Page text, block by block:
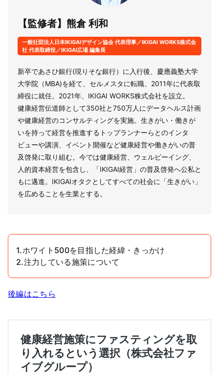
【監修者】熊倉 利和
一般社団法人日本IKIGAIデザイン協会 代表理事／IKIGAI WORKS株式会
社 代表取締役／IKIGAI広場 編集長
新卒であさひ銀行(現りそな銀行）に入行後、慶應義塾大学
大学院（MBA)を経て、セルメスタに転職、2011年に代表取
締役に就任。2021年、IKIGAI WORKS株式会社を設立。
健康経営伝道師として350社と750万人にデータヘルス計画
や健康経営のコンサルティングを実施。生きがい・働きが
いを持って経営を推進するトップランナーらとのインタ
ビューや講演、イベント開催など健康経営や働きがいの普
及啓発に取り組む。今では健康経営、ウェルビーイング、
人的資本経営を包含し、「IKIGAI経営」の普及啓発へ公私と
もに邁進。IKIGAIオタクとしてすべての社会に「生きがい」
を広めることを生業とする。
1.ホワイト500を目指した経緯・きっかけ
2.注力している施策について
後編はこちら